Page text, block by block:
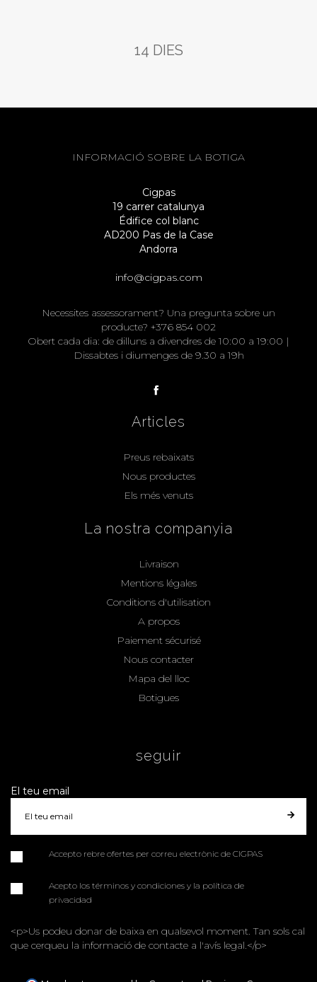
14 DIES
INFORMACIÓ SOBRE LA BOTIGA
Cigpas
19 carrer catalunya
Édifice col blanc
AD200 Pas de la Case
Andorra
info@cigpas.com
Necessites assessorament? Una pregunta sobre un
producte? +376 854 002
Obert cada dia: de dilluns a divendres de 10:00 a 19:00 |
Dissabtes i diumenges de 9.30 a 19h
Articles
Preus rebaixats
Nous productes
Els més venuts
La nostra companyia
Livraison
Mentions légales
Conditions d'utilisation
A propos
Paiement sécurisé
Nous contacter
Mapa del lloc
Botigues
seguir
El teu email
Accepto rebre ofertes per correu electrònic de CIGPAS
Acepto los términos y condiciones y la política de
privacidad
<p>Us podeu donar de baixa en qualsevol moment. Tan sols cal
que cerqueu la informació de contacte a l'avís legal.</p>